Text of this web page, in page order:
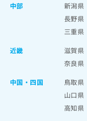
中部
新潟県
長野県
三重県
近畿
滋賀県
奈良県
中国・四国
鳥取県
山口県
高知県